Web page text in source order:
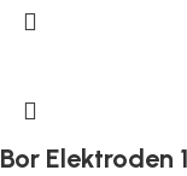
Bor Elektroden